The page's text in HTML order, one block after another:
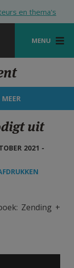
en thema's
MENU
MEER
uit
2021 -
Zending +